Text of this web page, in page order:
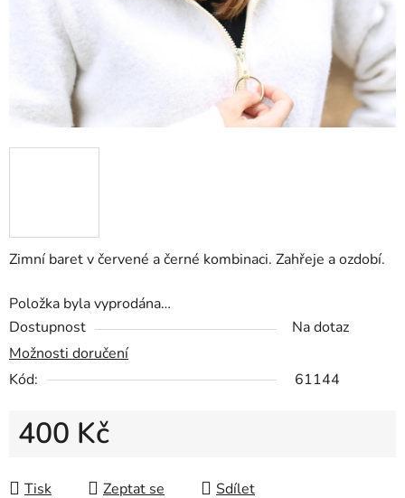
Zimní baret v červené a černé kombinaci. Zahřeje a ozdobí.
Položka byla vyprodána…
Dostupnost
Na dotaz
Možnosti doručení
Kód:
61144
400 Kč
Tisk
Zeptat se Sdílet